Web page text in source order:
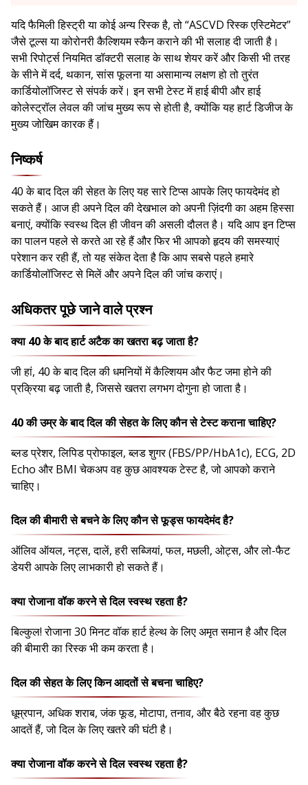
यदि फैमिली हिस्ट्री या कोई अन्य रिस्क है, तो “ASCVD रिस्क एस्टिमेटर”
जैसे टूल्स या कोरोनरी कैल्शियम स्कैन कराने की भी सलाह दी जाती है।
सभी रिपोर्ट्स नियमित डॉक्टरी सलाह के साथ शेयर करें और किसी भी तरह
के सीने में दर्द, थकान, सांस फूलना या असामान्य लक्षण हो तो तुरंत
कार्डियोलॉजिस्ट से संपर्क करें। इन सभी टेस्ट में हाई बीपी और हाई
कोलेस्ट्रॉल लेवल की जांच मुख्य रूप से होती है, क्योंकि यह हार्ट डिजीज के
मुख्य जोखिम कारक हैं।
निष्कर्ष
40 के बाद दिल की सेहत के लिए यह सारे टिप्स आपके लिए फायदेमंद हो
सकते हैं। आज ही अपने दिल की देखभाल को अपनी ज़िंदगी का अहम हिस्सा
बनाएं, क्योंकि स्वस्थ दिल ही जीवन की असली दौलत है। यदि आप इन टिप्स
का पालन पहले से करते आ रहे हैं और फिर भी आपको हृदय की समस्याएं
परेशान कर रही हैं, तो यह संकेत देता है कि आप सबसे पहले हमारे
कार्डियोलॉजिस्ट से मिलें और अपने दिल की जांच कराएं।
अधिकतर पूछे जाने वाले प्रश्न
क्या 40 के बाद हार्ट अटैक का खतरा बढ़ जाता है?
जी हां, 40 के बाद दिल की धमनियों में कैल्शियम और फैट जमा होने की
प्रक्रिया बढ़ जाती है, जिससे खतरा लगभग दोगुना हो जाता है।
40 की उम्र के बाद दिल की सेहत के लिए कौन से टेस्ट कराना चाहिए?
ब्लड प्रेशर, लिपिड प्रोफाइल, ब्लड शुगर (FBS/PP/HbA1c), ECG, 2D
Echo और BMI चेकअप वह कुछ आवश्यक टेस्ट है, जो आपको कराने
चाहिए।
दिल की बीमारी से बचने के लिए कौन से फूड्स फायदेमंद है?
ऑलिव ऑयल, नट्स, दालें, हरी सब्जियां, फल, मछली, ओट्स, और लो-फैट
डेयरी आपके लिए लाभकारी हो सकते हैं।
क्या रोजाना वॉक करने से दिल स्वस्थ रहता है?
बिल्कुल! रोजाना 30 मिनट वॉक हार्ट हेल्थ के लिए अमृत समान है और दिल
की बीमारी का रिस्क भी कम करता है।
दिल की सेहत के लिए किन आदतों से बचना चाहिए?
धूम्रपान, अधिक शराब, जंक फूड, मोटापा, तनाव, और बैठे रहना वह कुछ
आदतें हैं, जो दिल के लिए खतरे की घंटी है।
क्या रोजाना वॉक करने से दिल स्वस्थ रहता है?